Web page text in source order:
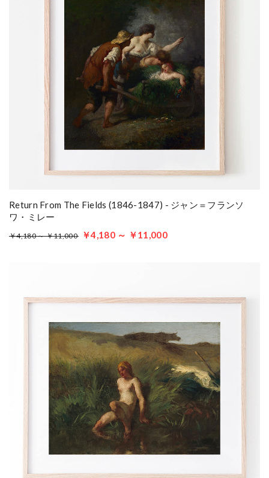
Return From The Fields (1846-1847) - ジャン＝フランソ
ワ・ミレー
￥4,180 ～ ￥11,000 ￥4,180 ～ ￥11,000